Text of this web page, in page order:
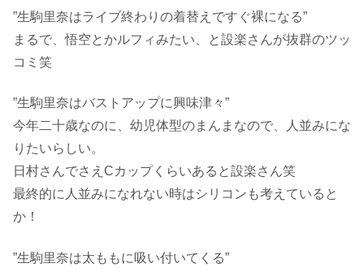
”生駒里奈はライブ終わりの着替えですぐ裸になる”
まるで、悟空とかルフィみたい、と設楽さんが抜群のツッ
コミ笑
”生駒里奈はバストアップに興味津々”
今年二十歳なのに、幼児体型のまんまなので、人並みにな
りたいらしい。
日村さんでさえCカップくらいあると設楽さん笑
最終的に人並みになれない時はシリコンも考えていると
か！
”生駒里奈は太ももに吸い付いてくる”